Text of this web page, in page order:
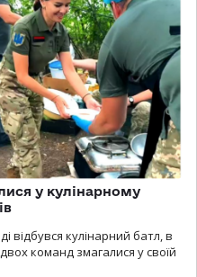
у кулінарному
відбувся кулінарний батл, в
команд змагалися у своїй